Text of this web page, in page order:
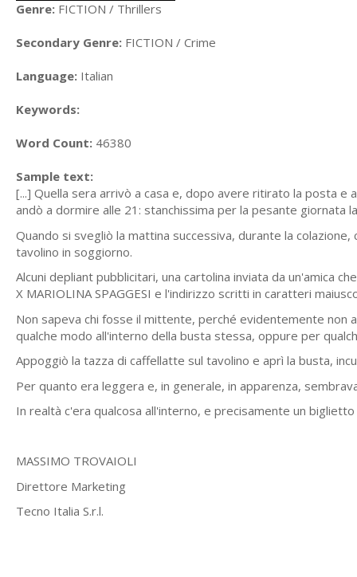
Genre: FICTION / Thrillers
Secondary Genre: FICTION / Crime
Language: Italian
Keywords:
Word Count: 46380
Sample text:
[...] Quella sera arrivò a casa e, dopo avere ritirato la posta e
andò a dormire alle 21: stanchissima per la pesante giornata
Quando si svegliò la mattina successiva, durante la
tavolino in soggiorno.
Alcuni depliant pubblicitari, una cartolina inviata da un'amica
X MARIOLINA SPAGGESI e l'indirizzo scritti in caratteri
Non sapeva chi fosse il mittente, perché evidentemente
qualche modo all'interno della busta stessa, oppure per
Appoggiò la tazza di caffellatte sul tavolino e aprì la busta,
Per quanto era leggera e, in generale, in apparenza,
In realtà c'era qualcosa all'interno, e precisamente un
MASSIMO TROVAIOLI
Direttore Marketing
Tecno Italia S.r.l.